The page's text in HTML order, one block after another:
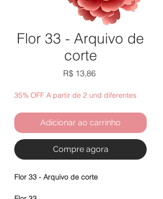
Flor 33 - Arquivo de
corte
R$ 13,86Preço
35% OFF A partir de 2 und diferentes
Adicionar ao carrinho
Compre agora
Flor 33 - Arquivo de corte